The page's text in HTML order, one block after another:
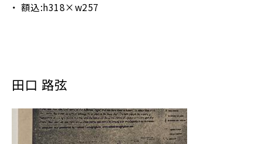
額込:h318×w257
田口 路弦